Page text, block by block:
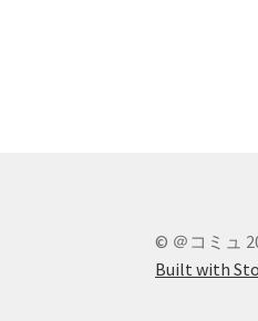
© ＠コミュ
Built with